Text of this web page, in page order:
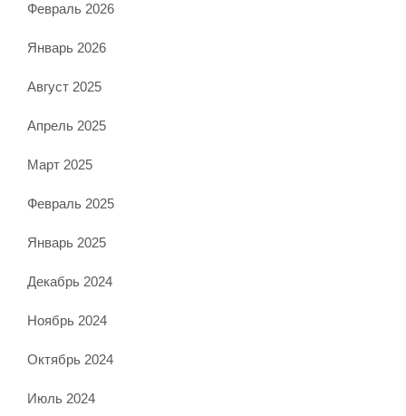
Февраль 2026
Январь 2026
Август 2025
Апрель 2025
Март 2025
Февраль 2025
Январь 2025
Декабрь 2024
Ноябрь 2024
Октябрь 2024
Июль 2024